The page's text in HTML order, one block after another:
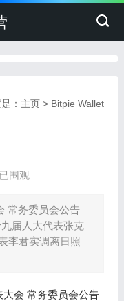
： 主页 > Bitpie Wallet
围观
常务委员会公告
届人大代表张克
李君实调离日照
会 常务委员会公告